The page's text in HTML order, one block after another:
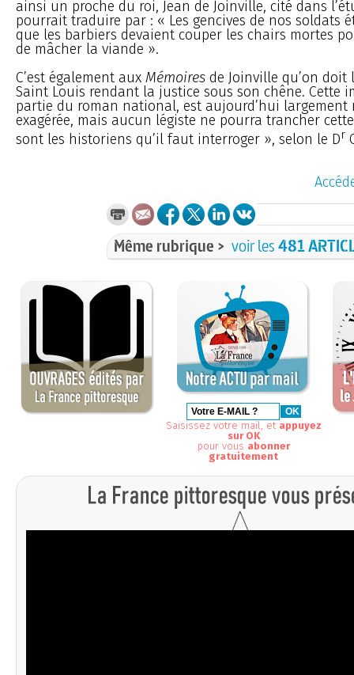
ainsi un proche du roi, Jean de Joinville, cité dans
pourrait traduire par : « Les gencives de nos soldats
que les barbiers devaient couper les chairs mortes
de mâcher la viande ».
C’est également aux Mémoires de Joinville qu’on doit
Saint Louis rendant la justice sous son chêne. Cette
partie du roman national, est aujourd’hui largement
exagérée, mais aucun légiste ne pourra trancher
sont les historiens qu’il faut interroger », selon le Dr
Même rubrique > voir les481
Saisissez votre mail, et appuyez
sur OK
pour vous abonner
gratuitement